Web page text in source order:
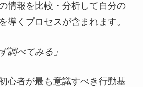
情報を比較・分析して自分の
導くプロセスが含まれます。
調べてみる」
心者が最も意識すべき行動基